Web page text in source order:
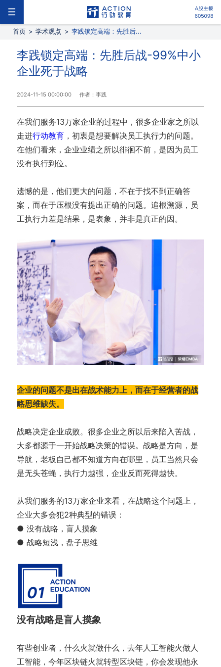
首页 > 学术观点 > 李践锁定高端：先胜后...
李践锁定高端：先胜后战-99%中小
企业死于战略
2024-11-15 00:00:00 作者：李践
在我们服务13万家企业的过程中，很多企业家之所以
走进行动教育，初衷是想要解决员工执行力的问题。
在他们看来，企业业绩之所以徘徊不前，是因为员工
没有执行到位。
遗憾的是，他们更大的问题，不在于找不到正确答
案，而在于压根没有提出正确的问题。追根溯源，员
工执行力差是结果，是表象，并非是真正的因。
企业的问题不是出在战术能力上，而在于经营者的战
略思维缺失。
战略决定企业成败。很多企业之所以后来陷入苦战，
大多都源于一开始战略决策的错误。战略是方向，是
导航，老板自己都不知道方向在哪里，员工当然只会
是无头苍蝇，执行力越强，企业反而死得越快。
从我们服务的13万家企业来看，在战略这个问题上，
企业大多会犯2种典型的错误：
● 没有战略，盲人摸象
● 战略短浅，盘子思维
没有战略是盲人摸象
有些创业者，什么火就做什么，去年人工智能火做人
工智能，今年区块链火就转型区块链，你会发现他永